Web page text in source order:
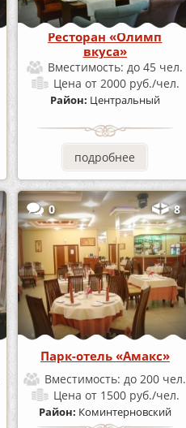
Ресторан «Олимп
вкуса»
Вместимость:до 45 чел.
Цена от 2000 руб./чел.
Район: Центральный
подробнее
0 8
Парк-отель «Амакс»
Вместимость:до 200 чел.
Цена от 1500 руб./чел.
Район: Коминтерновский